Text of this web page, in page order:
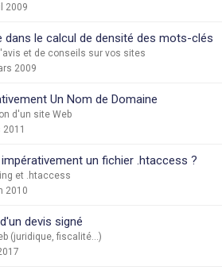
2009
dans le calcul de densité des mots-clés
et de conseils sur vos sites
2009
Un Nom de Domaine
d'un site Web
2011
un fichier .htaccess ?
et .htaccess
2010
devis signé
(juridique, fiscalité...)